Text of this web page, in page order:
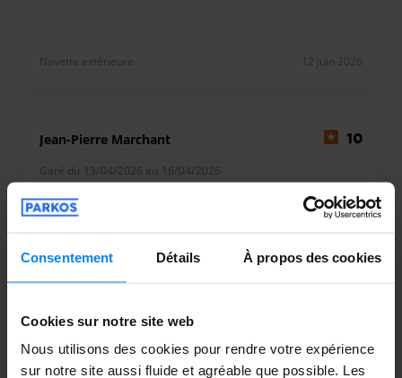
Consentement Détails À propos des cookies
Cookies sur notre site web
Nous utilisons des cookies pour rendre votre expérience
sur notre site aussi fluide et agréable que possible. Les
Navette extérieure 12 juin 2026
Jean-Pierre Marchant 10
Garé du 13/04/2026 au 16/04/2026